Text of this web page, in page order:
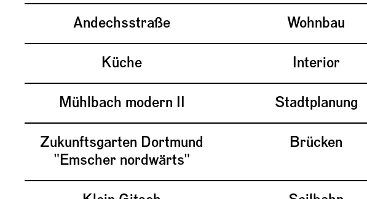
Andechsstraße Wohnbau
Küche Interior
Mühlbach modern II Stadtplanung
Zukunftsgarten Dortmund
"Emscher nordwärts"
Brücken